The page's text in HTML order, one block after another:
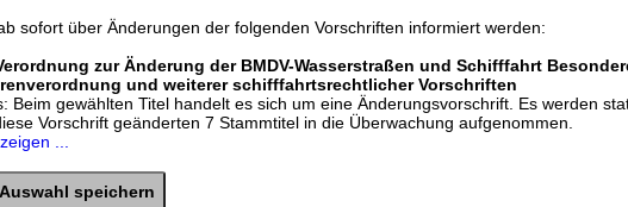
sofort über Änderungen der folgenden Vorschriften informiert werden:
zur Änderung der BMDV-Wasserstraßen und Schifffahrt
und weiterer schifffahrtsrechtlicher Vorschriften
Beim gewählten Titel handelt es sich um eine Änderungsvorschrift. Es werden
Vorschrift geänderten 7 Stammtitel in die Überwachung aufgenommen.
...